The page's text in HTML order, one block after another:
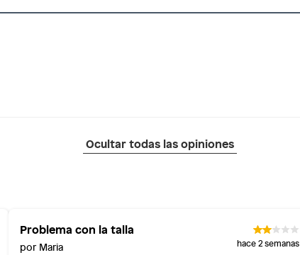
Ocultar todas las opiniones
Problema con la talla
por Maria hace 2 semanas